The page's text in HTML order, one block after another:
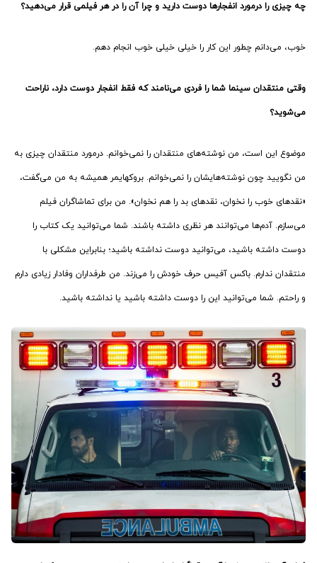
چه چیزی را درمورد انفجارها دوست دارید و چرا آن را در هر فیلمی قرار می‌دهید؟
خوب، می‌دانم چطور این کار را خیلی خیلی خوب انجام دهم.
وقتی منتقدان سینما شما را فردی می‌نامند که فقط انفجار دوست دارد، ناراحت
می‌شوید؟
موضوع این است، من نوشته‌های منتقدان را نمی‌خوانم. درمورد منتقدان چیزی به
من نگویید چون نوشته‌هایشان را نمی‌خوانم. بروکهایمر همیشه به من می‌گفت،
«نقدهای خوب را نخوان، نقدهای بد را هم نخوان». من برای تماشاگران فیلم
می‌سازم. آدم‌ها می‌توانند هر نظری داشته باشند. شما می‌توانید یک کتاب را
دوست داشته باشید، می‌توانید دوست نداشته باشید؛ بنابراین مشکلی با
منتقدان ندارم. باکس آفیس حرف خودش را می‌زند. من طرفداران وفادار زیادی دارم
و راحتم. شما می‌توانید این را دوست داشته باشید یا نداشته باشید.